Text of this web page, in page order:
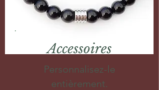
Accessoires
Personnalisez-le
entièrement.